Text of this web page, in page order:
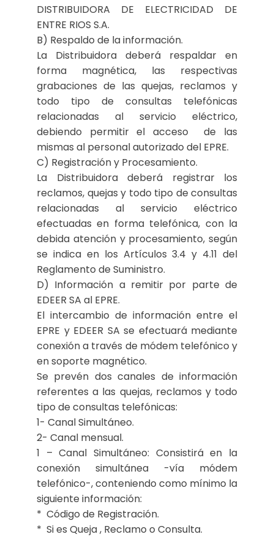
DISTRIBUIDORA DE ELECTRICIDAD DE
ENTRE RIOS S.A.
B) Respaldo de la información.
La Distribuidora deberá respaldar en
forma magnética, las respectivas
grabaciones de las quejas, reclamos y
todo tipo de consultas telefónicas
relacionadas al servicio eléctrico,
debiendo permitir el acceso de las
mismas al personal autorizado del EPRE.
C) Registración y Procesamiento.
La Distribuidora deberá registrar los
reclamos, quejas y todo tipo de consultas
relacionadas al servicio eléctrico
efectuadas en forma telefónica, con la
debida atención y procesamiento, según
se indica en los Artículos 3.4 y 4.11 del
Reglamento de Suministro.
D) Información a remitir por parte de
EDEER SA al EPRE.
El intercambio de información entre el
EPRE y EDEER SA se efectuará mediante
conexión a través de módem telefónico y
en soporte magnético.
Se prevén dos canales de información
referentes a las quejas, reclamos y todo
tipo de consultas telefónicas:
1- Canal Simultáneo.
2- Canal mensual.
1 – Canal Simultáneo: Consistirá en la
conexión simultánea -vía módem
telefónico-, conteniendo como mínimo la
siguiente información:
* Código de Registración.
* Si es Queja , Reclamo o Consulta.